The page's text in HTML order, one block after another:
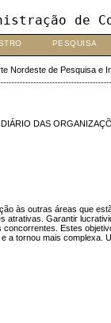
de
PESQUISA
Nordeste de Pesquisa e
DAS
às outras áreas que
atrativas. Garantir
Estes
a tornou mais